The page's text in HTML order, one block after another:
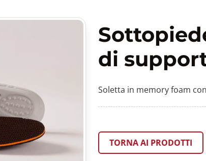
di
Soletta in memory foam
TORNA AI PRODOTTI